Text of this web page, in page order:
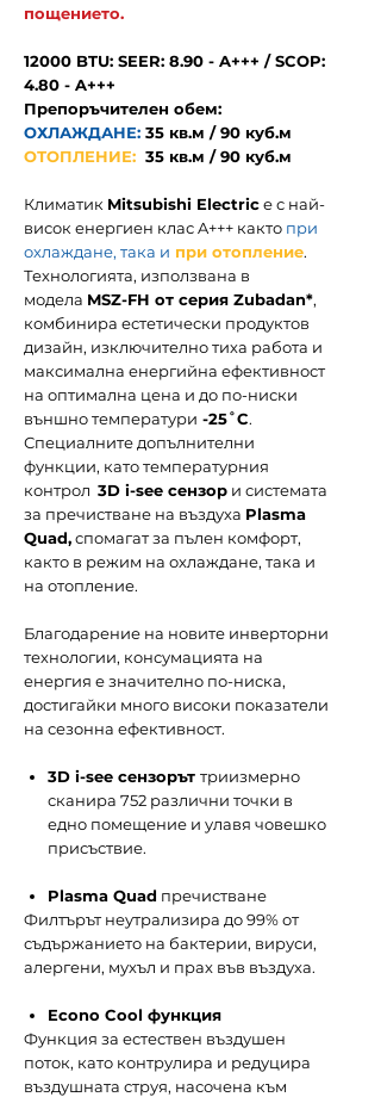
пощението.
12000 BTU: SEER: 8.90 - A+++ / SCOP:
4.80 - A+++
Препоръчителен обем:
ОХЛАЖДАНЕ: 35 кв.м / 90 куб.м
ОТОПЛЕНИЕ: 35 кв.м / 90 куб.м
Климатик Mitsubishi Electricе с най-
висок енергиен клас A+++ както при
охлаждане, така и при отопление.
Технологията, използвана в
модела MSZ-FH от серия Zubadan*,
комбинира естетически продуктов
дизайн, изключително тиха работа и
максимална енергийна ефективност
на оптимална цена и до по-ниски
външно температури -25˚C.
Специалните допълнителни
функции, като температурния
контрол 3D i-see сензор и системата
за пречистване на въздуха Plasma
Quad,спомагат за пълен комфорт,
както в режим на охлаждане, така и
на отопление.
Благодарение на новите инверторни
технологии, консумацията на
енергия е значително по-ниска,
достигайки много високи показатели
на сезонна ефективност.
3D i-see сензорът триизмерно
сканира 752 различни точки в
едно помещение и улавя човешко
присъствие.
Plasma Quad пречистване
Филтърът неутрализира до 99% от
съдържанието на бактерии, вируси,
алергени, мухъл и прах във въздуха.
Econo Cool функция
Функция за естествен въздушен
поток, като контрулира и редуцира
въздушната струя, насочена към